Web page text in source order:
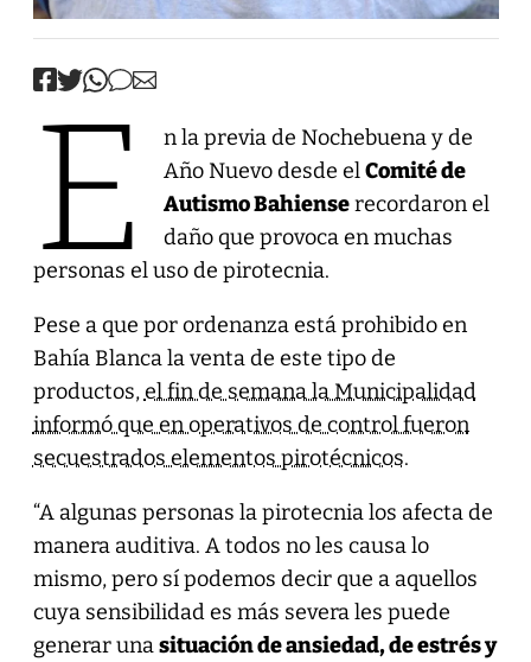
E
n la previa de Nochebuena y de
Año Nuevo desde elComité de
Autismo Bahienserecordaron el
daño que provoca en muchas
personas el uso de pirotecnia.
Pese a que por ordenanza está prohibido en
Bahía Blanca la venta de este tipo de
productos,el fin de semana la Municipalidad
informó que en operativos de control fueron
secuestrados elementos pirotécnicos.
“A algunas personas la pirotecnia los afecta de
manera auditiva. A todos no les causa lo
mismo, pero sí podemos decir que a aquellos
cuya sensibilidad es más severa les puede
generar unasituación de ansiedad, de estrés y